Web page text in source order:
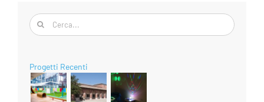
Cerca
per:
Progetti Recenti